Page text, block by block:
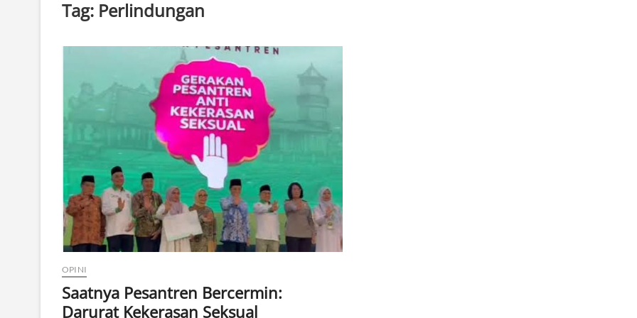
Tag: Perlindungan
OPINI
Saatnya Pesantren Bercermin:
Darurat Kekerasan Seksual